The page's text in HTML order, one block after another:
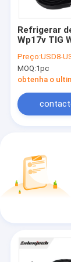
Refrigerar
Wp17v TIG
For de aço
Preço:USD8-
MOQ:1pc
obtenha o